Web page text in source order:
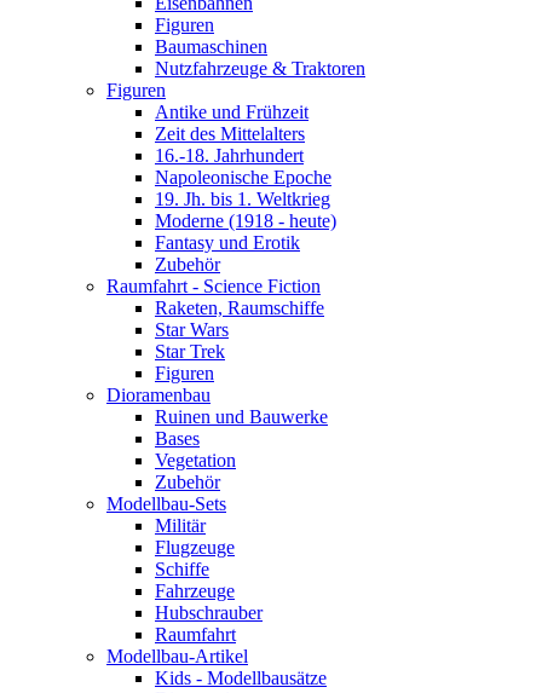
Figuren
Baumaschinen
Nutzfahrzeuge & Traktoren
Figuren
Antike und Frühzeit
Zeit des Mittelalters
16.-18. Jahrhundert
Napoleonische Epoche
19. Jh. bis 1. Weltkrieg
Moderne (1918 - heute)
Fantasy und Erotik
Zubehör
Raumfahrt - Science Fiction
Raketen, Raumschiffe
Star Wars
Star Trek
Figuren
Dioramenbau
Ruinen und Bauwerke
Bases
Vegetation
Zubehör
Modellbau-Sets
Militär
Flugzeuge
Schiffe
Fahrzeuge
Hubschrauber
Raumfahrt
Modellbau-Artikel
Kids - Modellbausätze